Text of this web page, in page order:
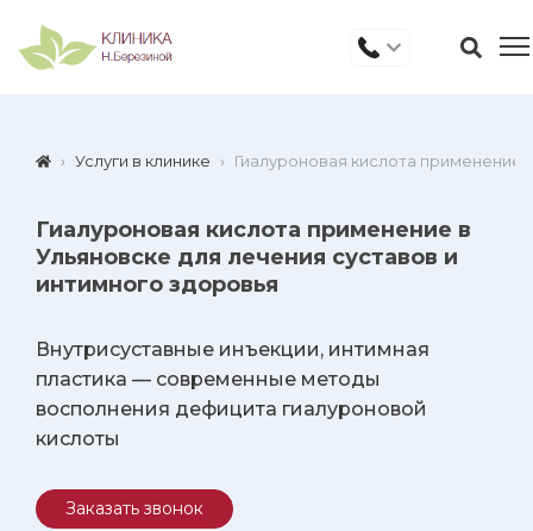
Услуги в клинике Гиалуроновая кислота применение
Гиалуроновая кислота применение в
Ульяновске для лечения суставов и
интимного здоровья
Внутрисуставные инъекции, интимная
пластика — современные методы
восполнения дефицита гиалуроновой
кислоты
Заказать звонок